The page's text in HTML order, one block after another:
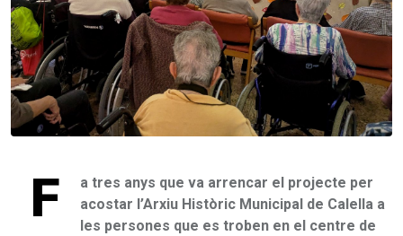
F
a tres anys que va arrencar el projecte per
acostar l’Arxiu Històric Municipal de Calella a
les persones que es troben en el centre de